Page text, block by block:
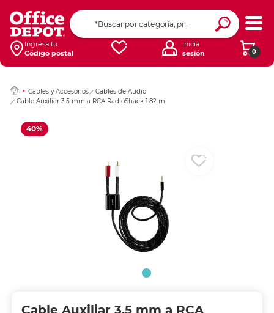
Ingresa tu
Código postal
0
Inicia
sesión
Cables y Accesorios
Cables de Audio
Cable Auxiliar 3.5 mm a RCA RadioShack 1.82 m
40%
Cable Auxiliar 3.5 mm a RCA
Ingresar Codigo